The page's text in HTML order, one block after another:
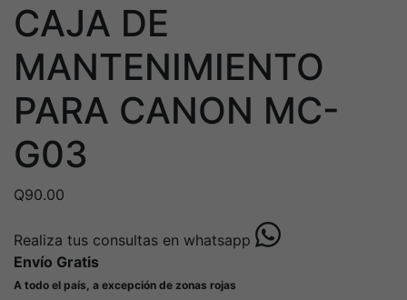
CAJA DE
MANTENIMIENTO
PARA CANON MC-
G03
Q90.00
Realiza tus consultas en whatsapp
Envío Gratis
A todo el país, a excepción de zonas rojas